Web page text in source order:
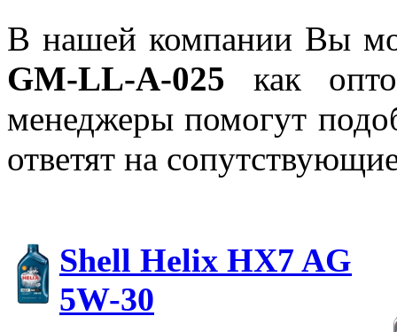
В нашей компании Вы
GM-LL-A-025 как
менеджеры помогут
ответят на
Shell Helix HX7 AG
5W-30